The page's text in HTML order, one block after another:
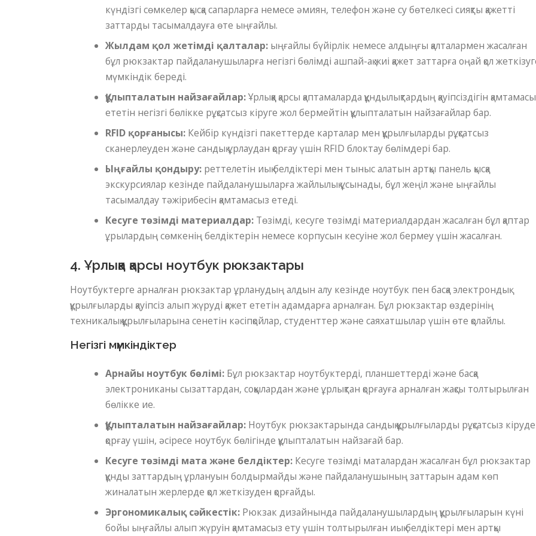
күндізгі сөмкелер қысқа сапарларға немесе әмиян, телефон және су бөтелкесі сияқты қажетті
заттарды тасымалдауға өте ыңғайлы.
Жылдам қол жетімді қалталар: ыңғайлы бүйірлік немесе алдыңғы қалталармен жасалған
бұл рюкзактар ​​пайдаланушыларға негізгі бөлімді ашпай-ақ жиі қажет заттарға оңай қол
мүмкіндік береді.
Құлыпталатын найзағайлар:Ұрлыққа қарсы қаптамаларда құндылықтардың қауіпсіздігін
ететін негізгі бөлікке рұқсатсыз кіруге жол бермейтін құлыпталатын найзағайлар бар.
RFID қорғанысы: Кейбір күндізгі пакеттерде карталар мен құрылғыларды рұқсатсыз
сканерлеуден және сандық ұрлаудан қорғау үшін RFID блоктау бөлімдері бар.
Ыңғайлы қондыру: реттелетін иық белдіктері мен тыныс алатын артқы панель қысқа
экскурсиялар кезінде пайдаланушыларға жайлылық ұсынады, бұл жеңіл және ыңғайлы
тасымалдау тәжірибесін қамтамасыз етеді.
Кесуге төзімді материалдар: Төзімді, кесуге төзімді материалдардан жасалған бұл қаптар
ұрылардың сөмкенің белдіктерін немесе корпусын кесуіне жол бермеу үшін жасалған.
4. Ұрлыққа қарсы ноутбук рюкзактары
Ноутбуктерге арналған рюкзактар ​​ұрланудың алдын алу кезінде ноутбук пен басқа электрондық
құрылғыларды қауіпсіз алып жүруді қажет ететін адамдарға арналған. Бұл рюкзактар ​​өздерінің
техникалық құрылғыларына сенетін кәсіпқойлар, студенттер және саяхатшылар үшін өте қолайлы.
Негізгі мүмкіндіктер
Арнайы ноутбук бөлімі: Бұл рюкзактар ​​ноутбуктерді, планшеттерді және басқа
электрониканы сызаттардан, соққылардан және ұрлықтан қорғауға арналған жақсы толтырылған
бөлікке ие.
Құлыпталатын найзағайлар: Ноутбук рюкзактарында сандық құрылғыларды рұқсатсыз
қорғау үшін, әсіресе ноутбук бөлігінде құлыпталатын найзағай бар.
Кесуге төзімді мата және белдіктер: Кесуге төзімді маталардан жасалған бұл рюкзактар ​​
құнды заттардың ұрлануын болдырмайды және пайдаланушының заттарын адам көп
жиналатын жерлерде қол жеткізуден қорғайды.
Эргономикалық сәйкестік: Рюкзак дизайнында пайдаланушылардың құрылғыларын күні
бойы ыңғайлы алып жүруін қамтамасыз ету үшін толтырылған иық белдіктері мен артқы